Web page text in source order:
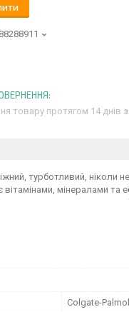
товару протягом 14 днів
турботливий, ніколи
мінералами та
Colgate-